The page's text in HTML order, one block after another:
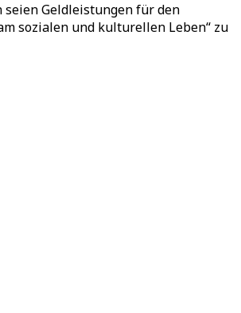
seien Geldleistungen für den
sozialen und kulturellen Leben“ zu